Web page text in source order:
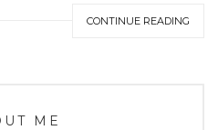
CONTINUE READING
ME